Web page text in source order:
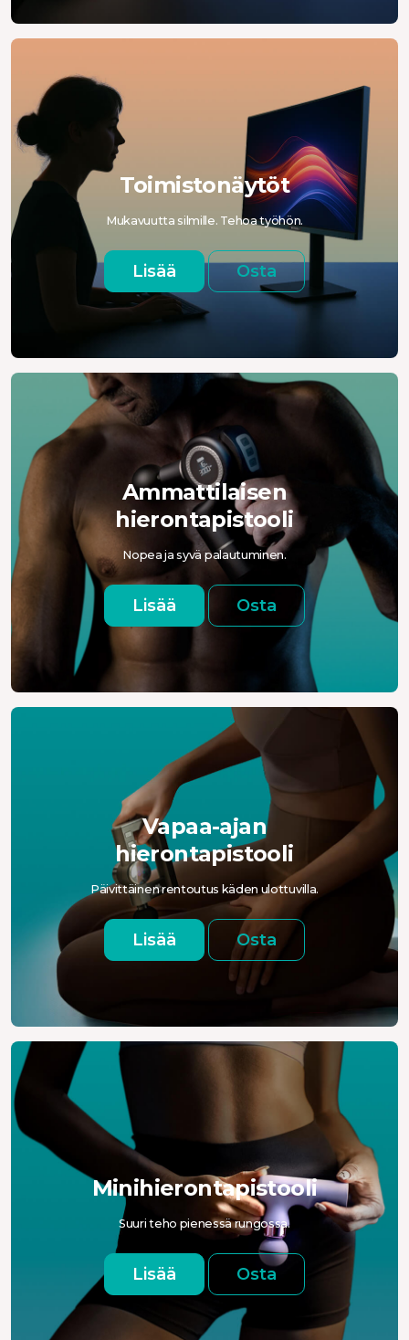
Toimistonäytöt
Mukavuutta silmille. Tehoa työhön.
Lisää Osta
Ammattilaisen
hierontapistooli
Nopea ja syvä palautuminen.
Lisää Osta
Vapaa-ajan
hierontapistooli
Päivittäinen rentoutus käden ulottuvilla.
Lisää Osta
Minihierontapistooli
Suuri teho pienessä rungossa.
Lisää Osta